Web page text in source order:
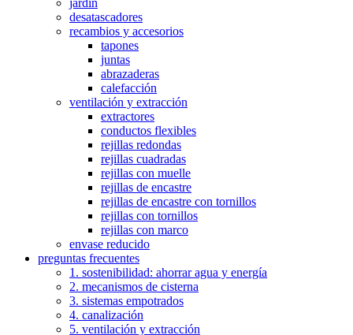
desatascadores
recambios y accesorios
tapones
juntas
abrazaderas
calefacción
ventilación y extracción
extractores
conductos flexibles
rejillas redondas
rejillas cuadradas
rejillas con muelle
rejillas de encastre
rejillas de encastre con tornillos
rejillas con tornillos
rejillas con marco
envase reducido
preguntas frecuentes
1. sostenibilidad: ahorrar agua y energía
2. mecanismos de cisterna
3. sistemas empotrados
4. canalización
5. ventilación y extracción